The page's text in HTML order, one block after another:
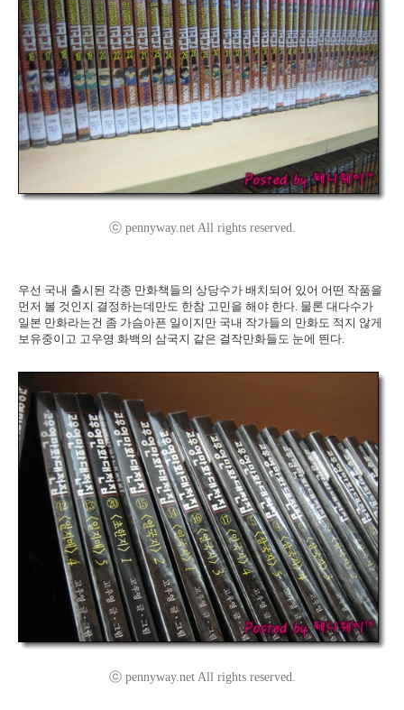
ⓒ pennyway.net All rights reserved.
우선 국내 출시된 각종 만화책들의 상당수가 배치되어 있어 어떤 작품을
먼저 볼 것인지 결정하는데만도 한참 고민을 해야 한다. 물론 대다수가
일본 만화라는건 좀 가슴아픈 일이지만 국내 작가들의 만화도 적지 않게
보유중이고 고우영 화백의 삼국지 같은 걸작만화들도 눈에 띈다.
ⓒ pennyway.net All rights reserved.